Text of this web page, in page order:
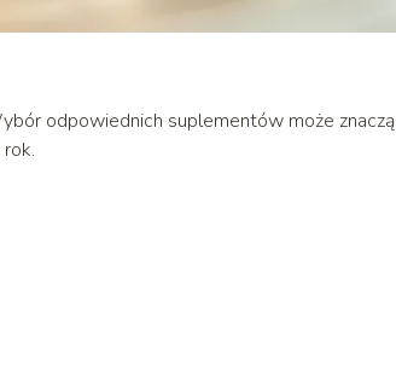
odpowiednich suplementów może